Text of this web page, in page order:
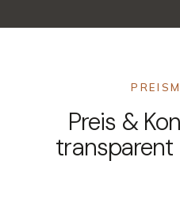
Preis &